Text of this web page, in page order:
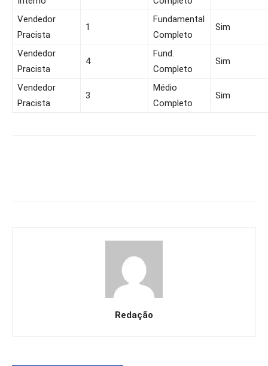
Vendedor
Pracista
1
Fundamental
Completo
Sim
Vendedor
Pracista
4
Fund.
Completo
Sim
Vendedor
Pracista
3
Médio
Completo
Sim
Redação